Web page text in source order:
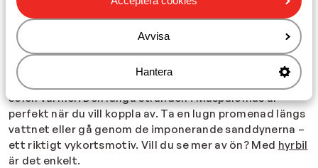
Avvisa
Hantera
I Maspalomas är semesterkänslan alltid nära. Du
behöver knappt lämna hotellet för att hitta något att
uppleva. Strosa genom stadens centrum. Här väntar
färgglada butiker, livliga uteserveringar och
restauranger fyllda av dofter från det spanska köket.
Beställ färsk fisk eller prova lokala delikatesser medan
solen värmer. Den långa stranden i Maspalomas är
perfekt när du vill koppla av. Ta en lugn promenad längs
vattnet eller gå genom de imponerande sanddynerna –
ett riktigt vykortsmotiv. Vill du se mer av ön? Med hyrbil
är det enkelt.